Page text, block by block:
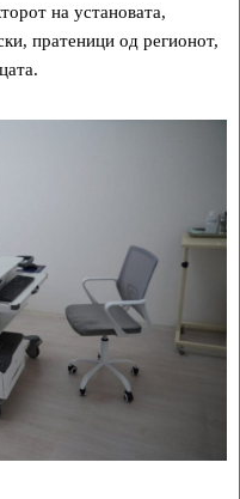
на установата,
пратеници од регионот,